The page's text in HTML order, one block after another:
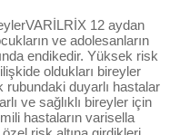
12 aydan
ve adolesanların
endikedir. Yüksek risk
oldukları bireyler
duyarlı hastalar
ve sağlıklı bireyler için
hastaların varisella